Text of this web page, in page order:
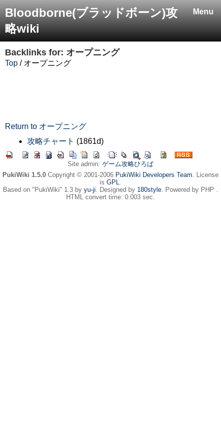
Menu
Bloodborne(ブラッドボーン)攻
略wiki
Backlinks for: オープニング
Top / オープニング
Return to オープニング
攻略チャート (1861d)
Site admin: ゲーム攻略ひろば
PukiWiki 1.5.0 Copyright © 2001-2006 PukiWiki Developers Team. License
is GPL.
Based on "PukiWiki" 1.3 by yu-ji. Designed by 180style. Powered by PHP .
HTML convert time: 0.003 sec.